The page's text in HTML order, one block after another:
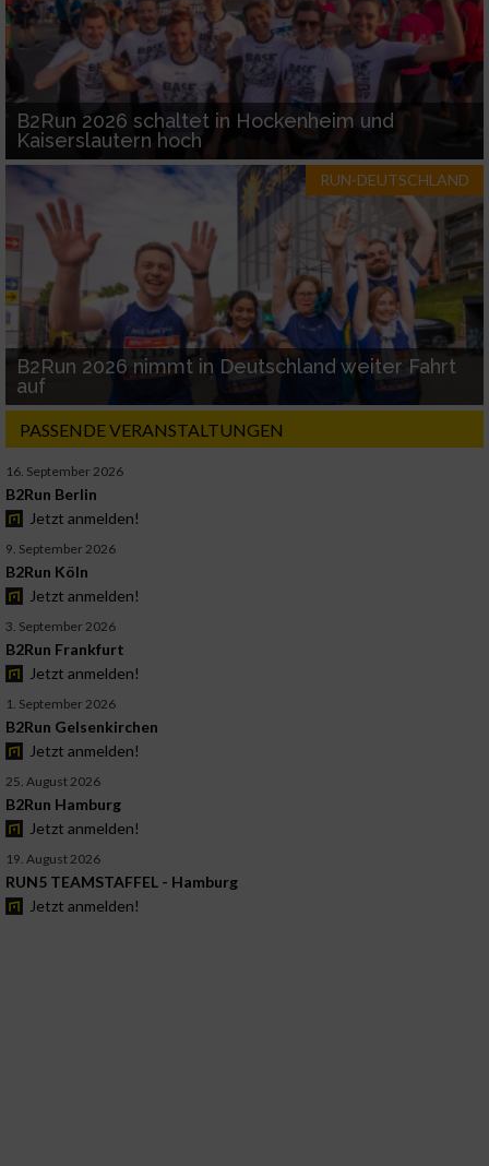
B2Run 2026 schaltet in Hockenheim und
Kaiserslautern hoch
RUN-DEUTSCHLAND
B2Run 2026 nimmt in Deutschland weiter Fahrt
auf
PASSENDE VERANSTALTUNGEN
16. September 2026
B2Run Berlin
Jetzt anmelden!
9. September 2026
B2Run Köln
Jetzt anmelden!
3. September 2026
B2Run Frankfurt
Jetzt anmelden!
1. September 2026
B2Run Gelsenkirchen
Jetzt anmelden!
25. August 2026
B2Run Hamburg
Jetzt anmelden!
19. August 2026
RUN5 TEAMSTAFFEL - Hamburg
Jetzt anmelden!